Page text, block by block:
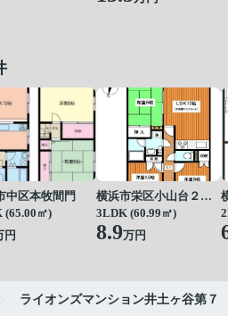
中区本牧間門
(65.00㎡)
円
横浜市栄区小山台２丁目
3LDK (60.99㎡)
8.9万円
ライオンズマンション井土ヶ谷第７